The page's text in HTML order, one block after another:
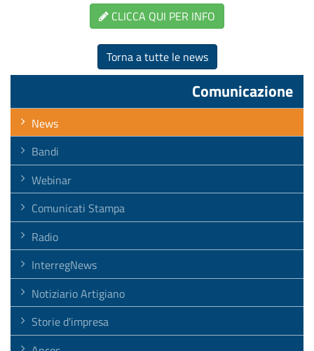
CLICCA QUI PER INFO
Torna a tutte le news
Comunicazione
News
Bandi
Webinar
Comunicati Stampa
Radio
InterregNews
Notiziario Artigiano
Storie d'impresa